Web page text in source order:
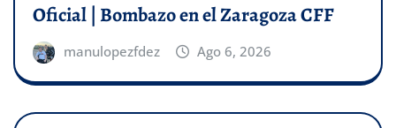
Oficial | Bombazo en el Zaragoza CFF
manulopezfdez Ago 6, 2026